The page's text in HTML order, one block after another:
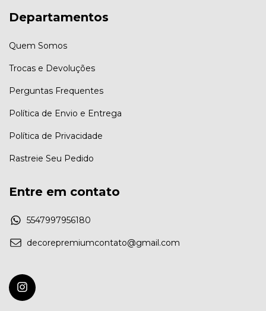
Departamentos
Quem Somos
Trocas e Devoluções
Perguntas Frequentes
Política de Envio e Entrega
Política de Privacidade
Rastreie Seu Pedido
Entre em contato
5547997956180
decorepremiumcontato@gmail.com